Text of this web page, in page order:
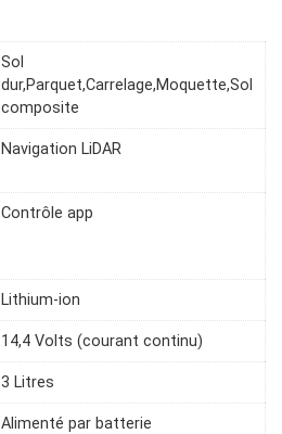
Sol
dur,Parquet,Carrelage,Moquette,Sol
composite
Navigation LiDAR
Contrôle app
Lithium-ion
14,4 Volts (courant continu)
3 Litres
Alimenté par batterie